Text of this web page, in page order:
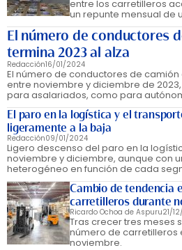
entre los carretilleros
un repunte mensual de
El número de conductores
termina 2023 al alza
Redacción16/01/2024
El número de conductores de camión
entre noviembre y diciembre de
para asalariados, como para
El paro en la logística y el
ligeramente a la baja
Redacción09/01/2024
Ligero descenso del paro en la
noviembre y diciembre, aunque con
heterogéneo en función de cada
Cambio de tendencia
carretilleros durante
Ricardo Ochoa de Aspuru21/
Tras crecer tres meses
número de carretilleros
noviembre.